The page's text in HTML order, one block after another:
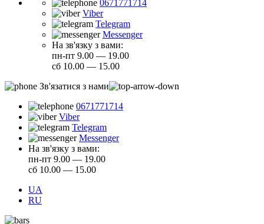
0671771714
Viber
Telegram
Messenger
На зв'язку з вами:
пн-пт 9.00 — 19.00
сб 10.00 — 15.00
Зв'язатися з нами
0671771714
Viber
Telegram
Messenger
На зв'язку з вами:
пн-пт 9.00 — 19.00
сб 10.00 — 15.00
UA
RU